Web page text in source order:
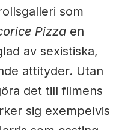
som
Pizzaen
av sexistiska,
attityder. Utan
det till filmens
sig exempelvis